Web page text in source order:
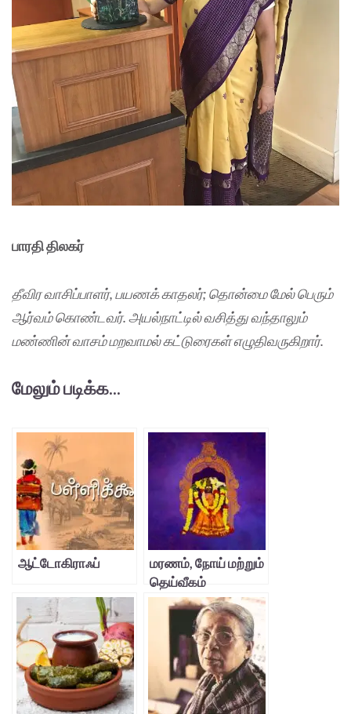
பாரதி திலகர்
தீவிர வாசிப்பாளர், பயணக் காதலர்; தொன்மை மேல் பெரும்
ஆர்வம் கொண்டவர். அயல்நாட்டில் வசித்து வந்தாலும்
மண்ணின் வாசம் மறவாமல் கட்டுரைகள் எழுதிவருகிறார்.
மேலும் படிக்க...
ஆட்டோகிராஃப்
மரணம், நோய் மற்றும்
தெய்வீகம்